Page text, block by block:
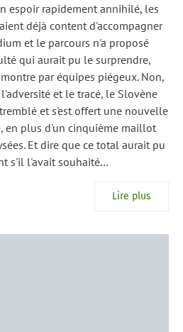
espoir rapidement annihilé, les
déjà content d'accompagner
et le parcours n'a proposé
qui aurait pu le surprendre,
par équipes piégeux. Non,
et le tracé, le Slovène
et s'est offert une nouvelle
en plus d'un cinquième maillot
Et dire que ce total aurait pu
s'il l'avait souhaité…
Lire plus